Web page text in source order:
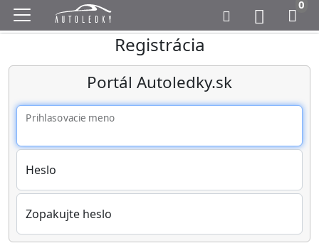
0
Registrácia
Portál Autoledky.sk
Prihlasovacie meno
Heslo
Zopakujte heslo